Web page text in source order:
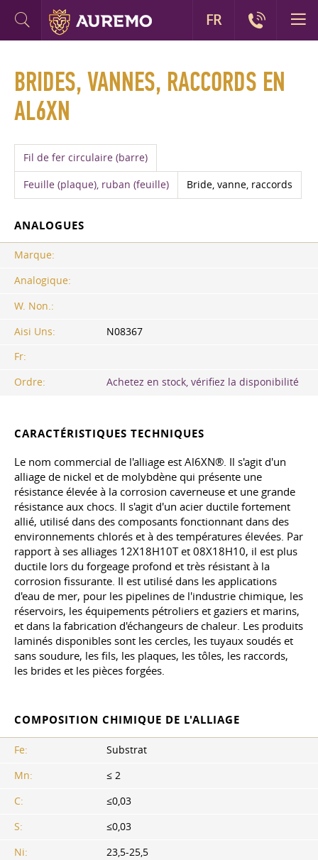
BRIDES, VANNES, RACCORDS EN
AL6XN
Fil de fer circulaire (barre)
Feuille (plaque), ruban (feuille) Bride, vanne, raccords
ANALOGUES
Marque:
Analogique:
W. Non.:
Aisi Uns:
N08367
Fr:
Ordre:
Achetez en stock, vérifiez la disponibilité
CARACTÉRISTIQUES TECHNIQUES
Le nom commercial de l'alliage est Al6XN®. Il s'agit d'un
alliage de nickel et de molybdène qui présente une
résistance élevée à la corrosion caverneuse et une grande
résistance aux chocs. Il s'agit d'un acier ductile fortement
allié, utilisé dans des composants fonctionnant dans des
environnements chlorés et à des températures élevées. Par
rapport à ses alliages 12X18H10T et 08X18H10, il est plus
ductile lors du forgeage profond et très résistant à la
corrosion fissurante. Il est utilisé dans les applications
d'eau de mer, pour les pipelines de l'industrie chimique, les
réservoirs, les équipements pétroliers et gaziers et marins,
et dans la fabrication d'échangeurs de chaleur. Les produits
laminés disponibles sont les cercles, les tuyaux soudés et
sans soudure, les fils, les plaques, les tôles, les raccords,
les brides et les pièces forgées.
COMPOSITION CHIMIQUE DE L'ALLIAGE
Fe:
Substrat
Mn:
≤ 2
C:
≤0,03
S:
≤0,03
Ni:
23,5-25,5
FR